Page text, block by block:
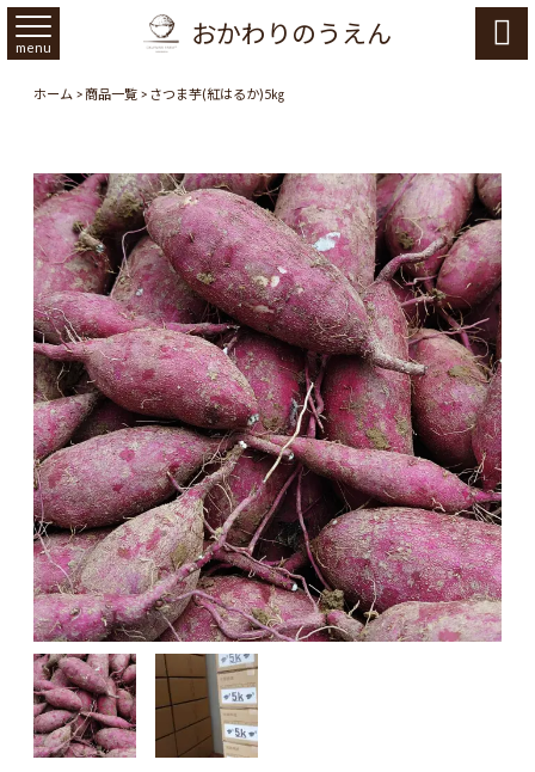
おかわりのうえん
menu 
ホーム>商品一覧>さつま芋(紅はるか)5㎏